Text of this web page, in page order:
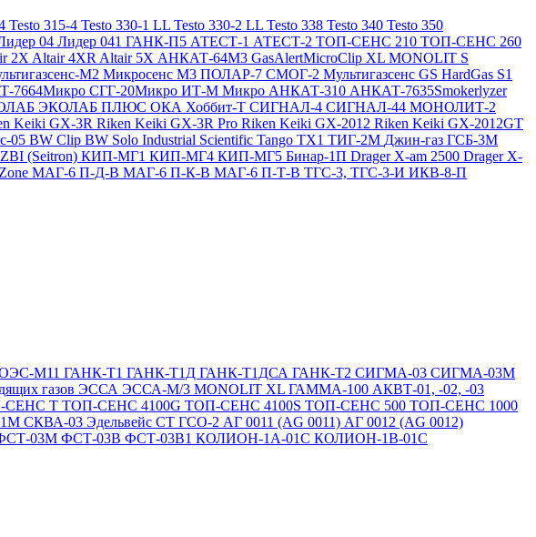
Testo 315-4 Testo 330-1 LL Testo 330-2 LL Testo 338 Testo 340 Testo 350
04 Лидер 041 ГАНК-П5 АТЕСТ-1 АТЕСТ-2 ТОП-СЕНС 210 ТОП-СЕНС 260
2X Altair 4XR Altair 5X АНКАТ-64М3 GasAlertMicroClip XL MONOLIT S
М2 Микросенс М3 ПОЛАР-7 СМОГ-2 Мультигазсенс GS HardGas S1
7664Микро СГГ-20Микро ИТ-М Микро АНКАТ-310 АНКАТ-7635Smokerlyzer
ЭКОЛАБ ПЛЮС ОКА Хоббит-Т СИГНАЛ-4 СИГНАЛ-44 МОНОЛИТ-2
Keiki GX-3R Riken Keiki GX-3R Pro Riken Keiki GX-2012 Riken Keiki GX-2012GT
05 BW Clip BW Solo Industrial Scientific Tango TX1 ТИГ-2М Джин-газ ГСБ-3М
(Seitron) КИП-МГ1 КИП-МГ4 КИП-МГ5 Бинар-1П Drager X-am 2500 Drager X-
МАГ-6 П-Д-В МАГ-6 П-К-В МАГ-6 П-Т-В ТГС-3, ТГС-3-И ИКВ-8-П
М11 ГАНК-Т1 ГАНК-Т1Д ГАНК-Т1ДСА ГАНК-Т2 СИГМА-03 СИГМА-03М
газов ЭССА ЭССА-М/3 MONOLIT XL ГАММА-100 АКВТ-01, -02, -03
СЕНС Т ТОП-СЕНС 4100G ТОП-СЕНС 4100S ТОП-СЕНС 500 ТОП-СЕНС 1000
СКВА-03 Эдельвейс СТ ГСО-2 АГ 0011 (AG 0011) АГ 0012 (AG 0012)
03М ФСТ-03В ФСТ-03В1 КОЛИОН-1А-01С КОЛИОН-1В-01С